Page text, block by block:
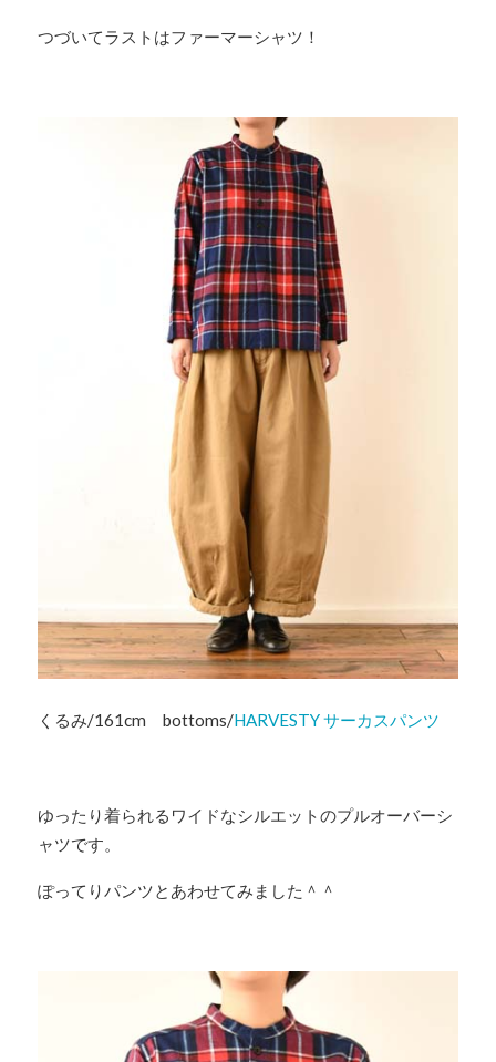
つづいてラストはファーマーシャツ！
くるみ/161cm bottoms/HARVESTY サーカスパンツ
ゆったり着られるワイドなシルエットのプルオーバーシ
ャツです。
ぽってりパンツとあわせてみました＾＾